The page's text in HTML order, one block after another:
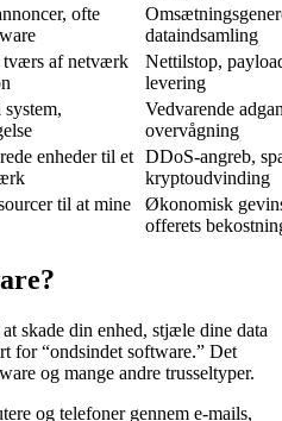
ofte
dataindsamling
tværs af netværk
Nettilstop,
levering
Vedvarende
overvågning
enheder til et DDoS-angreb,
kryptoudvinding
til at mine
Økonomisk
offerets
skade din enhed, stjæle dine data
for “ondsindet software.” Det
og mange andre trusseltyper.
og telefoner gennem e-mails,